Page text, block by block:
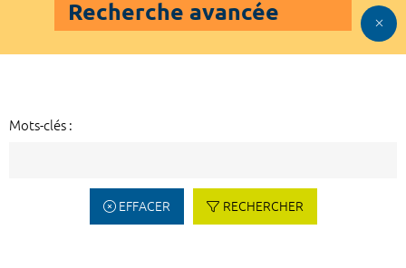
Recherche avancée
Mots-clés :
EFFACER RECHERCHER